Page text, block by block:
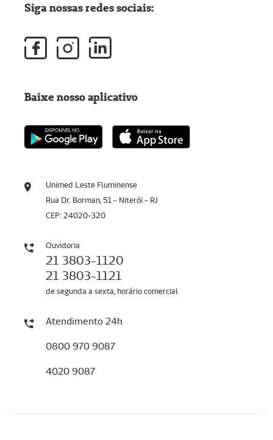
Unimed Leste Fluminense
Rua Dr. Borman, 51 - Niterói - RJ
CEP: 24020-320
Ouvidoria
21 3803-1120
21 3803-1121
de segunda a sexta, horário comercial
Atendimento 24h
0800 970 9087
4020 9087
Siga nossas redes sociais:
Baixe nosso aplicativo